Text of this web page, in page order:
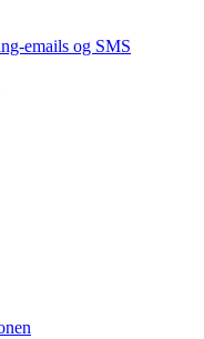
emails og SMS